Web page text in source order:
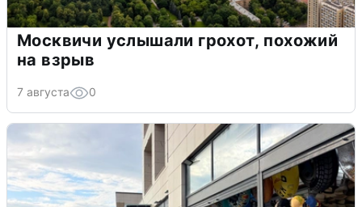
Москвичи услышали грохот, похожий
на взрыв
7 августа 0